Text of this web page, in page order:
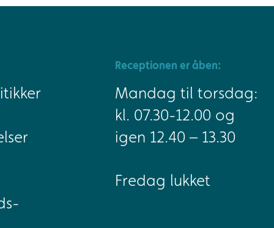
Receptionen er åben:
Mandag til torsdag:
kl. 07.30-12.00 og
igen 12.40 – 13.30
Fredag lukket